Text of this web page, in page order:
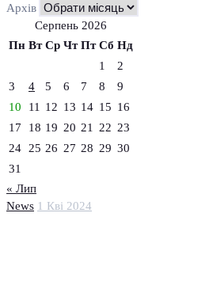
News 1 Кві 2024
Архів
Серпень 2026
Пн Вт Ср Чт Пт Сб Нд
1
2
3
4 5 6 7 8
9
10
11 12 13 14 15 16
17
18 19 20 21 22 23
24
25 26 27 28 29 30
31
« Лип